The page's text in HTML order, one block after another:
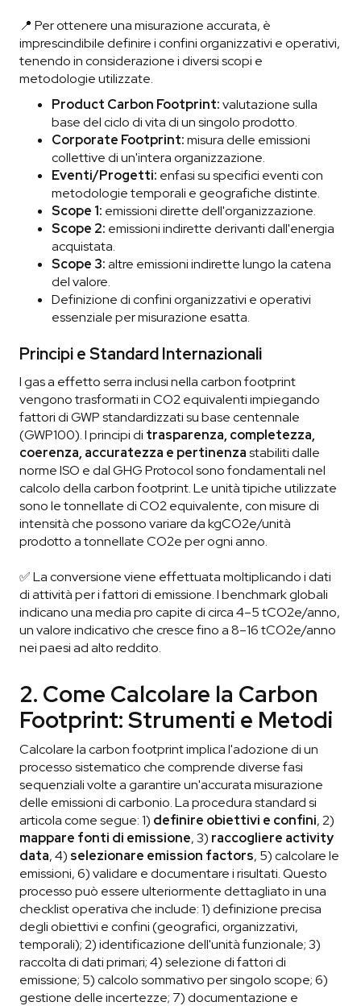
📍 Per ottenere una misurazione accurata, è
imprescindibile definire i confini organizzativi e operativi,
tenendo in considerazione i diversi scopi e
metodologie utilizzate.
Product Carbon Footprint:valutazione sulla
base del ciclo di vita di un singolo prodotto.
Corporate Footprint:misura delle emissioni
collettive di un'intera organizzazione.
Eventi/Progetti: enfasi su specifici eventi con
metodologie temporali e geografiche distinte.
Scope 1: emissioni dirette dell'organizzazione.
Scope 2: emissioni indirette derivanti dall'energia
acquistata.
Scope 3:altre emissioni indirette lungo la catena
del valore.
Definizione di confini organizzativi e operativi
essenziale per misurazione esatta.
Principi e Standard Internazionali
I gas a effetto serra inclusi nella carbon footprint
vengono trasformati in CO2 equivalenti impiegando
fattori di GWP standardizzati su base centennale
(GWP100). I principi di trasparenza, completezza,
coerenza, accuratezza e pertinenzastabiliti dalle
norme ISO e dal GHG Protocol sono fondamentali nel
calcolo della carbon footprint. Le unità tipiche utilizzate
sono le tonnellate di CO2 equivalente, con misure di
intensità che possono variare da kgCO2e/unità
prodotto a tonnellate CO2e per ogni anno.
✅ La conversione viene effettuata moltiplicando i dati
di attività per i fattori di emissione. I benchmark globali
indicano una media pro capite di circa 4–5 tCO2e/anno,
un valore indicativo che cresce fino a 8–16 tCO2e/anno
nei paesi ad alto reddito.
2. Come Calcolare la Carbon
Footprint: Strumenti e Metodi
Calcolare la carbon footprint implica l'adozione di un
processo sistematico che comprende diverse fasi
sequenziali volte a garantire un'accurata misurazione
delle emissioni di carbonio. La procedura standard si
articola come segue: 1) definire obiettivi e confini, 2)
mappare fonti di emissione, 3) raccogliere activity
data, 4) selezionare emission factors, 5) calcolare le
emissioni, 6) validare e documentare i risultati. Questo
processo può essere ulteriormente dettagliato in una
checklist operativa che include: 1) definizione precisa
degli obiettivi e confini (geografici, organizzativi,
temporali); 2) identificazione dell'unità funzionale; 3)
raccolta di dati primari; 4) selezione di fattori di
emissione; 5) calcolo sommativo per singolo scope; 6)
gestione delle incertezze; 7) documentazione e